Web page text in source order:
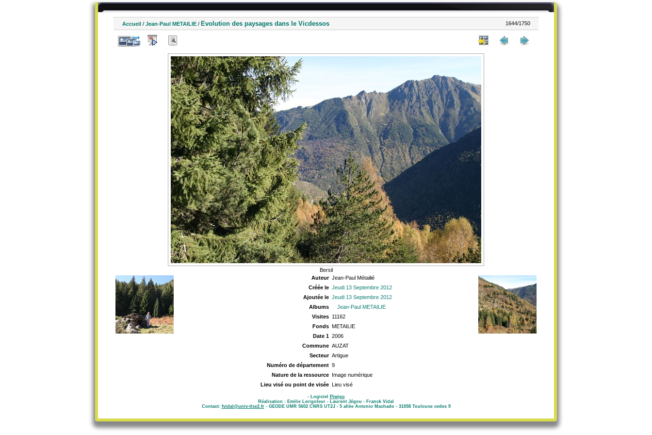
Accueil / Jean-Paul METAILIE / Evolution des paysages dans le Vicdessos 1644/1750
Bersil
Auteur Jean-Paul Métailié
Créée le Jeudi 13 Septembre 2012
Ajoutée le Jeudi 13 Septembre 2012
Albums
Jean-Paul METAILIE
Visites 11162
Fonds METAILIE
Date 1 2006
Commune AUZAT
Secteur Artigue
Numéro de département 9
Nature de la ressource Image numérique
Lieu visé ou point de visée Lieu visé
- Logiciel
Piwigo
Réalisation : Emilie Lerigoleur - Laurent Jégou - Franck Vidal
Contact: fvidal@univ-tlse2.fr- GEODE UMR 5602 CNRS UT2J - 5 allée Antonio Machado - 31058 Toulouse cedex 9